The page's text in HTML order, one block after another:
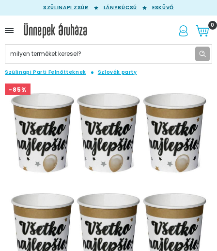
SZÜLINAPI ZSÚR LÁNYBÚCSÚ ESKÜVŐ
0
Szülinapi Parti Felnőtteknek Szlovák party
-85%